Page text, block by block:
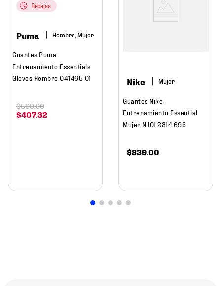
Rebajas
Puma Hombre, Mujer
Guantes Puma
Entrenamiento Essentials
Gloves Hombre 041465 01
$407.32
$599.00
Nike Mujer
Guantes Nike
Entrenamiento Essential
Mujer N.101.2314.696
$839.00